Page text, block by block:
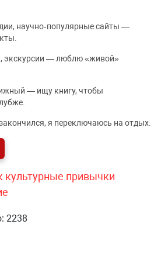
научно‑популярные сайты —
экскурсии — люблю «живой»
— ищу книгу, чтобы
я переключаюсь на отдых.
культурные привычки
2238